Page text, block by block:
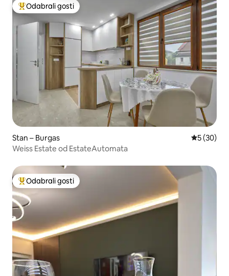
Među najviše rangiranima s oznakom „Odabrali gosti”
Odabrali gosti
Stan – Burgas Prosječna
5 (30)
Weiss Estate od EstateAutomata
Među najviše rangiranima s oznakom „Odabrali gosti”
Odabrali gosti